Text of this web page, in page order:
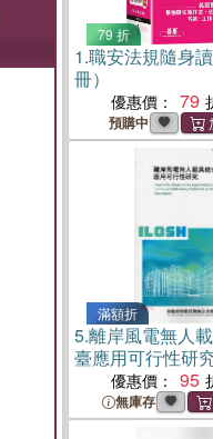
79 折
1.職安法規隨身
冊）
優惠價： 79
預購中
滿額折
5.離岸風電無人
臺應用可行性研
優惠價： 95
無庫存